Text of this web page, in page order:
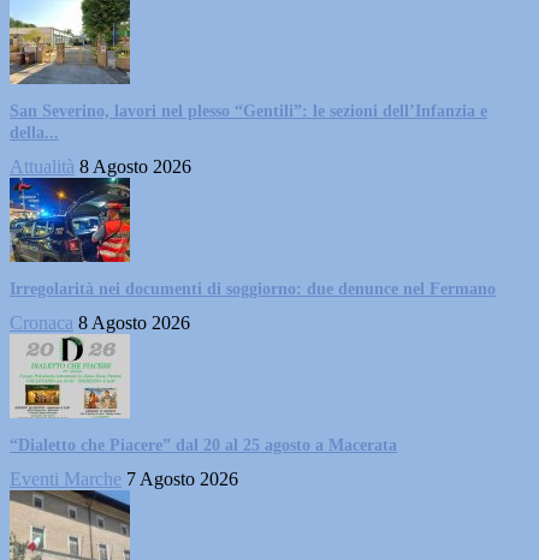
San Severino, lavori nel plesso “Gentili”: le sezioni dell’Infanzia e
della...
Attualità 8 Agosto 2026
Irregolarità nei documenti di soggiorno: due denunce nel Fermano
Cronaca 8 Agosto 2026
“Dialetto che Piacere” dal 20 al 25 agosto a Macerata
Eventi Marche 7 Agosto 2026